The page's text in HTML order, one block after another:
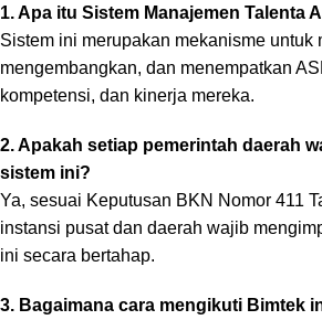
1. Apa itu Sistem Manajemen Talenta
Sistem ini merupakan mekanisme untuk
mengembangkan, dan menempatkan
kompetensi, dan kinerja mereka.
2. Apakah setiap pemerintah daerah
sistem ini?
Ya, sesuai Keputusan BKN Nomor 411
instansi pusat dan daerah wajib
ini secara bertahap.
3. Bagaimana cara mengikuti Bimtek